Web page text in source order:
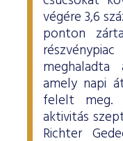
ESG Útmutató
végére 3,6
ponton
amely napi
felelt meg.
aktivitás
Richter